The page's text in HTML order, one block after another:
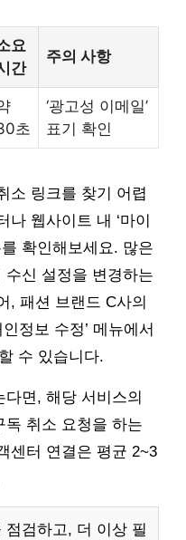
요
간
주의 사항
초
‘광고성 이메일’
표기 확인
소 링크를 찾기 어렵
나 웹사이트 내 ‘마이
를 확인해보세요. 많은
신 설정을 변경하는
, 패션 브랜드 C사의
정보 수정’ 메뉴에서
수 있습니다.
면, 해당 서비스의
독 취소 요청을 하는
센터 연결은 평균 2~3
점검하고, 더 이상 필